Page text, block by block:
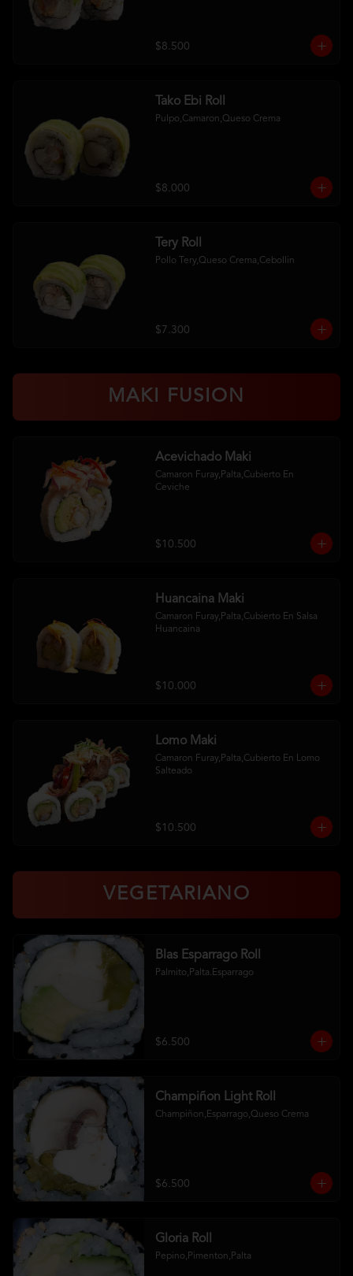
$8.500
Tako Ebi Roll
Pulpo,Camaron,Queso Crema
$8.000
Tery Roll
Pollo Tery,Queso Crema,Cebollin
$7.300
MAKI FUSION
Acevichado Maki
Camaron Furay,Palta,Cubierto En
Ceviche
$10.500
Huancaina Maki
Camaron Furay,Palta,Cubierto En Salsa
Huancaina
$10.000
Lomo Maki
Camaron Furay,Palta,Cubierto En Lomo
Salteado
$10.500
VEGETARIANO
Blas Esparrago Roll
Palmito,Palta.Esparrago
$6.500
Champiñon Light Roll
Champiñon,Esparrago,Queso Crema
$6.500
Gloria Roll
Pepino,Pimenton,Palta